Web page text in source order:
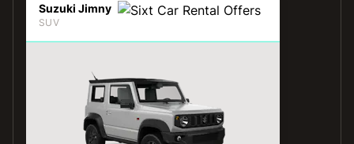
Suzuki Jimny
SUV